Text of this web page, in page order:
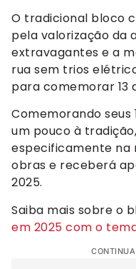
O tradicional bloco
pela valorização da
extravagantes e a
rua sem trios
para comemorar 13
Comemorando seus
um pouco à
especificamente na
obras e receberá
2025.
Saiba mais sobre o
em 2025 com o tema